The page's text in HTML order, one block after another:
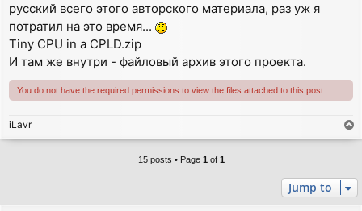
русский всего этого авторского материала, раз уж я
потратил на это время...
Tiny CPU in a CPLD.zip
И там же внутри - файловый архив этого проекта.
You do not have the required permissions to view the files attached to this post.
iLavr
o
15 posts • Page 1 of 1
Jump to